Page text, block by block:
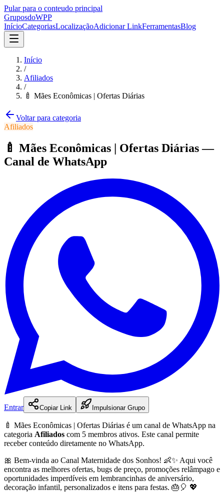
Pular para o conteudo principal
GruposdoWPP
InícioCategoriasLocalizaçãoAdicionar LinkFerramentasBlog
Início
/
Afiliados
/
🍼 Mães Econômicas | Ofertas Diárias
Voltar para categoria
Afiliados
🍼 Mães Econômicas | Ofertas Diárias—
Canal de WhatsApp
Entrar Copiar Link Impulsionar Grupo
🍼 Mães Econômicas | Ofertas Diárias é um canal de WhatsApp na
categoria Afiliados com 5 membros ativos. Este canal permite
receber conteúdo diretamente no WhatsApp.
🎀 Bem-vinda ao Canal Maternidade dos Sonhos! 👶✨ Aqui você
encontra as melhores ofertas, bugs de preço, promoções relâmpago e
oportunidades imperdíveis em lembrancinhas de aniversário,
decoração infantil, personalizados e itens para festas. 🎂🎈 💖